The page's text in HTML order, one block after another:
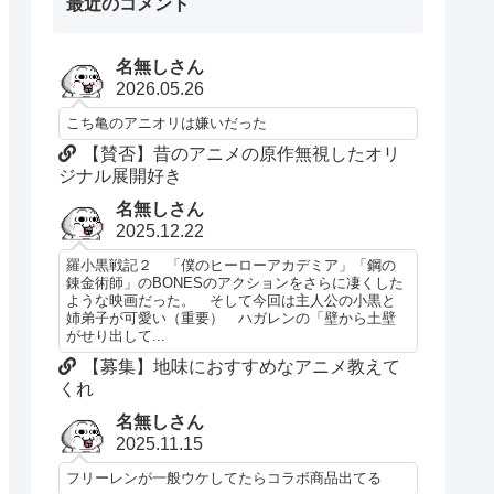
名無しさん
2026.05.26
こち亀のアニオリは嫌いだった
【賛否】昔のアニメの原作無視したオリ
ジナル展開好き
名無しさん
2025.12.22
羅小黒戦記２ 「僕のヒーローアカデミア」「鋼の
錬金術師」のBONESのアクションをさらに凄くした
ような映画だった。 そして今回は主人公の小黒と
姉弟子が可愛い（重要） ハガレンの「壁から土壁
がせり出して...
【募集】地味におすすめなアニメ教えて
くれ
名無しさん
2025.11.15
フリーレンが一般ウケしてたらコラボ商品出てる